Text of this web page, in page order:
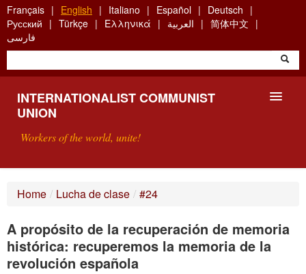
Skip
to
main
content
Français English Italiano Español
Deutsch
Русский
Türkçe Ελληνικά العربية
简体中文
فارسی
INTERNATIONALIST COMMUNIST
UNION
Workers of the world, unite!
SEARCH
Home / Lucha de clase / #24
A propósito de la recuperación de memoria
histórica: recuperemos la memoria de la
revolución española